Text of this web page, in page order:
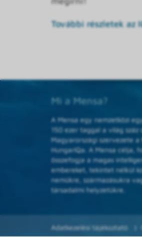
További részletek az
Mi a Mensa?
A Mensa egy nemzetközi
150 ezer taggal a világ száz
Magyarországi szervezete a
HungarIQa. A Mensa célja,
összefogja a magas
embereket, tekintet nélkül
nemükre, származásukra
társadalmi helyzetükre.
Adatkezelési tájékoztató